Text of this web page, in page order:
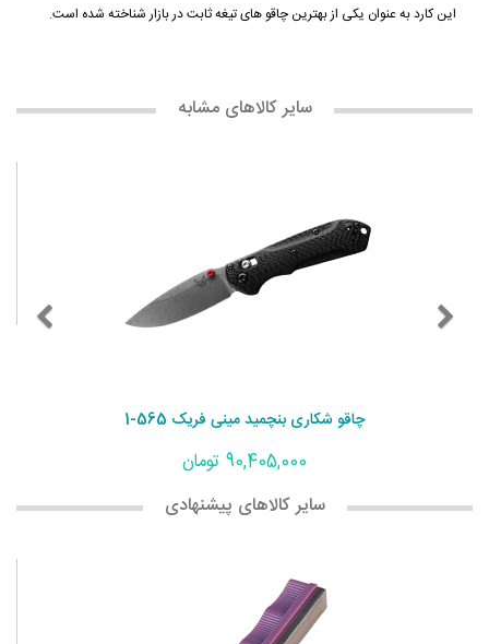
این کارد به عنوان یکی از بهترین چاقو های تیغه ثابت در بازار شناخته شده است.
سایر کالاهای مشابه
چاقو شکاری بنچمید مینی فریک 565-1
90,405,000 تومان
سایر کالاهای پیشنهادی